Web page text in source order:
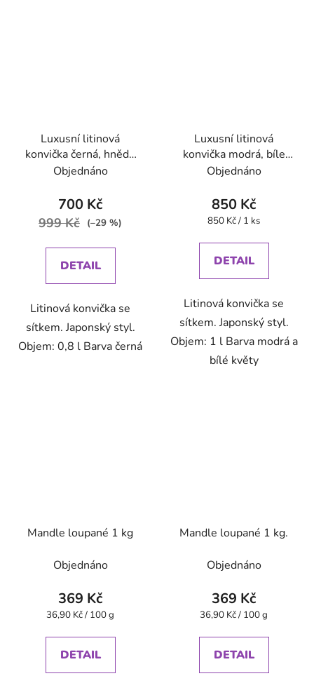
Luxusní litinová
konvička černá, hnědé
madlo
Objednáno
700 Kč
999 Kč (–29 %)
DETAIL
Litinová konvička se
sítkem. Japonský styl.
Objem: 0,8 l Barva černá
Luxusní litinová
konvička modrá, bíle
květy
Objednáno
850 Kč
Měrná
850 Kč / 1 ks
DETAIL
Litinová konvička se
sítkem. Japonský styl.
Objem: 1 l Barva modrá a
bílé květy
Mandle loupané 1 kg
Objednáno
369 Kč
Měrná
36,90 Kč / 100 g
DETAIL
Mandle loupané 1 kg.
Objednáno
369 Kč
Měrná
36,90 Kč / 100 g
DETAIL